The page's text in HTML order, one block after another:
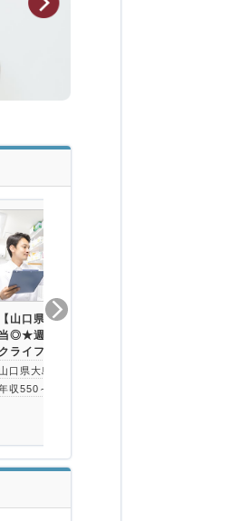
【山口県大島郡】住宅手
当◎★週休2日制★ワー
クライフバラン…
山口県大島郡周防大島町
収550～680万円